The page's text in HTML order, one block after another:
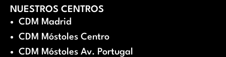
NUESTROS CENTROS
CDM Madrid
CDM Móstoles Centro
CDM Móstoles Av. Portugal